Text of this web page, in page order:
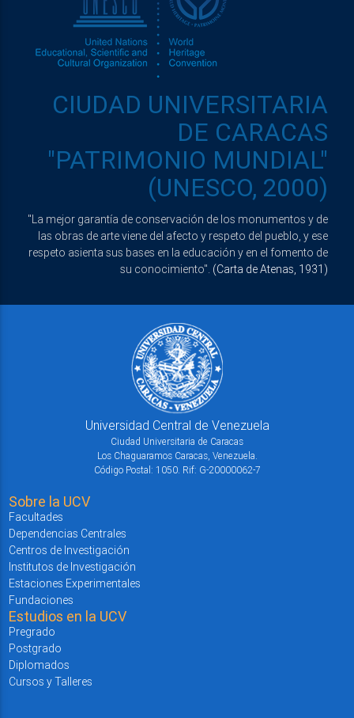
CIUDAD UNIVERSITARIA
DE CARACAS
"PATRIMONIO MUNDIAL"
(UNESCO, 2000)
"La mejor garantía de conservación de los monumentos y de
las obras de arte viene del afecto y respeto del pueblo, y ese
respeto asienta sus bases en la educación y en el fomento de
su conocimiento". (Carta de Atenas, 1931)
Universidad Central de Venezuela
Ciudad Universitaria de Caracas
Los Chaguaramos Caracas, Venezuela.
Código Postal: 1050. Rif: G-20000062-7
Sobre la UCV
Facultades
Dependencias Centrales
Centros de Investigación
Institutos de Investigación
Estaciones Experimentales
Fundaciones
Estudios en la UCV
Pregrado
Postgrado
Diplomados
Cursos y Talleres